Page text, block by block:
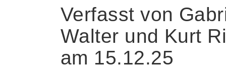
Verfasst von
Walter und Kurt
am 15.12.25